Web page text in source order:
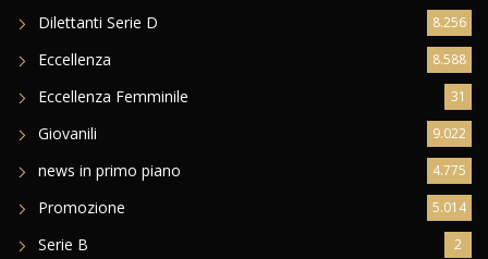
Dilettanti Serie D 8.256
Eccellenza 8.588
Eccellenza Femminile 31
Giovanili 9.022
news in primo piano 4.775
Promozione 5.014
Serie B 2